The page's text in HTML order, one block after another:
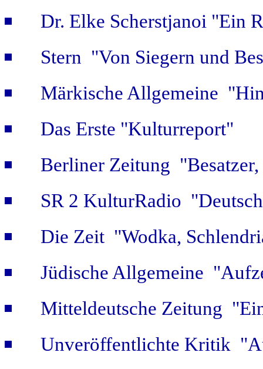
Dr. Elke Scherstjanoi "Ein
Stern "Von Siegern und
Märkische Allgemeine
Das Erste "Kulturreport"
Berliner Zeitung
SR 2 KulturRadio
Die Zeit "Wodka,
Jüdische Allgemeine
Mitteldeutsche Zeitung
Unveröffentlichte Kritik